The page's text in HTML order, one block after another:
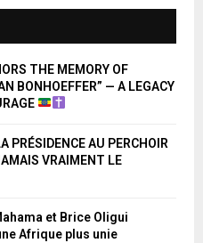
THE MEMORY OF
BONHOEFFER” — A LEGACY
PRÉSIDENCE AU PERCHOIR
VRAIMENT LE
et Brice Oligui
Afrique plus unie